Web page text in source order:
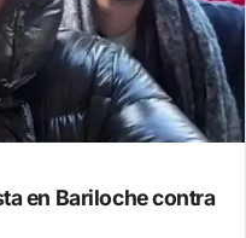
en Bariloche contra